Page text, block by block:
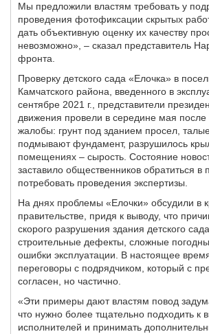
Мы предложили властям требовать у
проведения фотофиксации скрытых
дать объективную оценку их качеству
невозможно», – сказал представитель
фронта.
Проверку детского сада «Елочка» в
Камчатского района, введенного в
сентябре 2021 г., представители
движения провели в середине мая после
жалобы: грунт под зданием просел,
подмывают фундамент, разрушилось
помещениях – сырость. Состояние
заставило общественников обратиться в
потребовать проведения экспертизы.
На днях проблемы «Елочки» обсудили в
правительстве, придя к выводу, что
скорого разрушения здания детского
строительные дефекты, сложные
ошибки эксплуатации. В настоящее
переговоры с подрядчиком, который с
согласен, но частично.
«Эти примеры дают властям повод
что нужно более тщательно подходить к
исполнителей и принимать